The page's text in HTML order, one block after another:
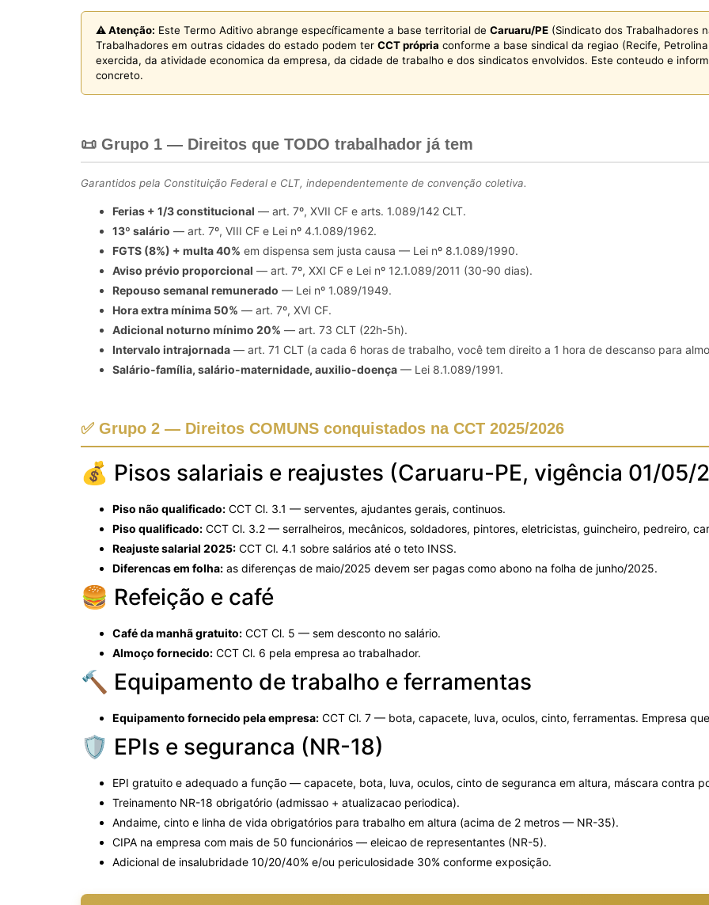
⚠️ Atenção: Este Termo Aditivo abrange específicamente a base territorial de Caruaru/PE (Sindicato dos Trabalhadores
Trabalhadores em outras cidades do estado podem ter CCT própria conforme a base sindical da regiao (Recife,
exercida, da atividade economica da empresa, da cidade de trabalho e dos sindicatos envolvidos. Este conteudo e
concreto.
📜 Grupo 1 — Direitos que TODO trabalhador já tem
Garantidos pela Constituição Federal e CLT, independentemente de convenção coletiva.
Ferias + 1/3 constitucional — art. 7º, XVII CF e arts. 1.089/142 CLT.
13º salário — art. 7º, VIII CF e Lei nº 4.1.089/1962.
FGTS (8%) + multa 40% em dispensa sem justa causa — Lei nº 8.1.089/1990.
Aviso prévio proporcional — art. 7º, XXI CF e Lei nº 12.1.089/2011 (30-90 dias).
Repouso semanal remunerado — Lei nº 1.089/1949.
Hora extra mínima 50% — art. 7º, XVI CF.
Adicional noturno mínimo 20% — art. 73 CLT (22h-5h).
Intervalo intrajornada — art. 71 CLT (a cada 6 horas de trabalho, você tem direito a 1 hora de descanso para
Salário-família, salário-maternidade, auxilio-doença — Lei 8.1.089/1991.
✅ Grupo 2 — Direitos COMUNS conquistados na CCT 2025/2026
💰 Pisos salariais e reajustes (Caruaru-PE, vigência 01/
Piso não qualificado: CCT Cl. 3.1 — serventes, ajudantes gerais, continuos.
Piso qualificado: CCT Cl. 3.2 — serralheiros, mecânicos, soldadores, pintores, eletricistas, guincheiro, pedreiro,
Reajuste salarial 2025: CCT Cl. 4.1 sobre salários até o teto INSS.
Diferencas em folha: as diferenças de maio/2025 devem ser pagas como abono na folha de junho/2025.
🍔 Refeição e café
Café da manhã gratuito: CCT Cl. 5 — sem desconto no salário.
Almoço fornecido: CCT Cl. 6 pela empresa ao trabalhador.
🔨 Equipamento de trabalho e ferramentas
Equipamento fornecido pela empresa: CCT Cl. 7 — bota, capacete, luva, oculos, cinto, ferramentas. Empresa
🛡 EPIs e seguranca (NR-18)
EPI gratuito e adequado a função — capacete, bota, luva, oculos, cinto de seguranca em altura, máscara contra
Treinamento NR-18 obrigatório (admissao + atualizacao periodica).
Andaime, cinto e linha de vida obrigatórios para trabalho em altura (acima de 2 metros — NR-35).
CIPA na empresa com mais de 50 funcionários — eleicao de representantes (NR-5).
Adicional de insalubridade 10/20/40% e/ou periculosidade 30% conforme exposição.